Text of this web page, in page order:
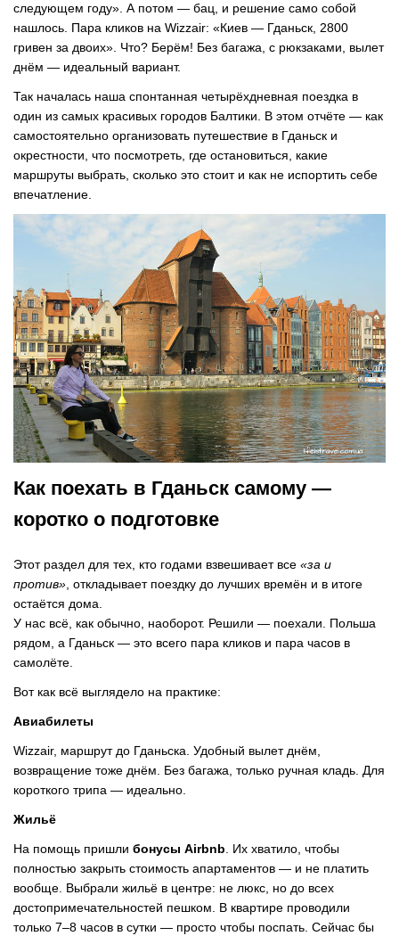
следующем году». А потом — бац, и решение само собой
нашлось. Пара кликов на Wizzair: «Киев — Гданьск, 2800
гривен за двоих». Что? Берём! Без багажа, с рюкзаками, вылет
днём — идеальный вариант.
Так началась наша спонтанная четырёхдневная поездка в
один из самых красивых городов Балтики. В этом отчёте — как
самостоятельно организовать путешествие в Гданьск и
окрестности, что посмотреть, где остановиться, какие
маршруты выбрать, сколько это стоит и как не испортить себе
впечатление.
Как поехать в Гданьск самому —
коротко о подготовке
Этот раздел для тех, кто годами взвешивает все «за и
против» , откладывает поездку до лучших времён и в итоге
остаётся дома.
У нас всё, как обычно, наоборот. Решили — поехали. Польша
рядом, а Гданьск — это всего пара кликов и пара часов в
самолёте.
Вот как всё выглядело на практике:
Авиабилеты
Wizzair, маршрут до Гданьска. Удобный вылет днём,
возвращение тоже днём. Без багажа, только ручная кладь. Для
короткого трипа — идеально.
Жильё
На помощь пришли бонусы Airbnb . Их хватило, чтобы
полностью закрыть стоимость апартаментов — и не платить
вообще. Выбрали жильё в центре: не люкс, но до всех
достопримечательностей пешком. В квартире проводили
только 7–8 часов в сутки — просто чтобы поспать. Сейчас бы